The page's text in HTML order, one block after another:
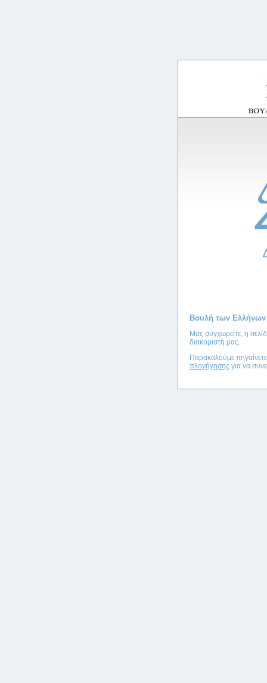
Βουλή των Ελλήνων
Μας συγχωρείτε, η
διακομιστή μας.
Παρακαλούμε
πλογήγησης για να